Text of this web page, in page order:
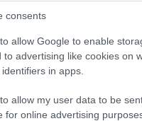
consents
allow Google to enable
to advertising like cookies on
in apps.
allow my user data to be
for online advertising